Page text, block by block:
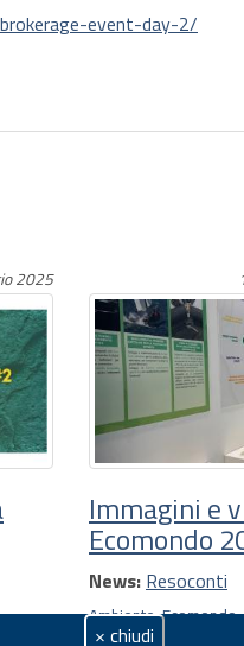
event-day-2/
2025
Immagini e
Ecomondo
News: Resoconti
Ambiente,Ecomondo,
× chiudi